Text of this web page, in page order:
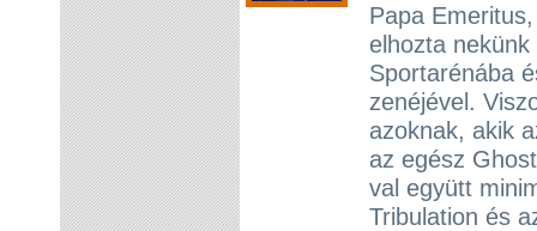
Papa
elhozta
Sportarénába
zenéjével.
azoknak, akik
az egész
val együtt
Tribulation és